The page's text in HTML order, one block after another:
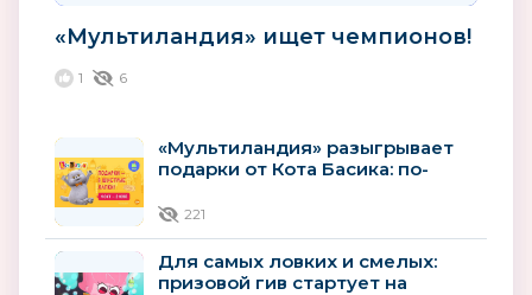
«Мультиландия» ищет чемпионов!
1 6
«Мультиландия» разыгрывает
подарки от Кота Басика: по-
221
Для самых ловких и смелых:
призовой гив стартует на